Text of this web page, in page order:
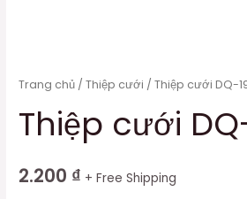
Trang chủ /Thiệp cưới / Thiệp cưới DQ-
Thiệp cưới
2.200 ₫ + Free Shipping